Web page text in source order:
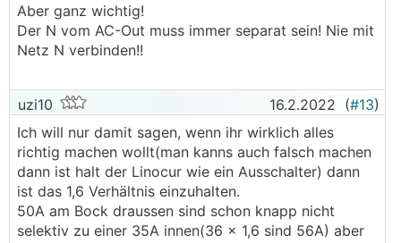
Aber ganz wichtig!
Der N vom AC-Out muss immer separat sein! Nie mit
Netz N verbinden!!
uzi10 16.2.2022 (#13)
Ich will nur damit sagen, wenn ihr wirklich alles
richtig machen wollt(man kanns auch falsch machen
dann ist halt der Linocur wie ein Ausschalter) dann
ist das 1,6 Verhältnis einzuhalten.
50A am Bock draussen sind schon knapp nicht
selektiv zu einer 35A innen(36 x 1,6 sind 56A) aber